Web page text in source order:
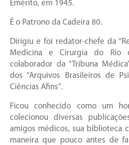
Emérito, em 1945.
É o Patrono da Cadeira 80.
Dirigiu e foi redator-chefe da
Medicina e Cirurgia do Rio
colaborador da “Tribuna
dos “Arquivos Brasileiros de
Ciências Afins”.
Ficou conhecido como um
colecionou diversas
amigos médicos, sua biblioteca
maneira que pouco antes de